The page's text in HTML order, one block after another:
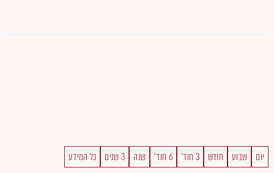
יום שבוע חודש 3 חוד' 6 חוד' שנה 3 שנים כל המידע